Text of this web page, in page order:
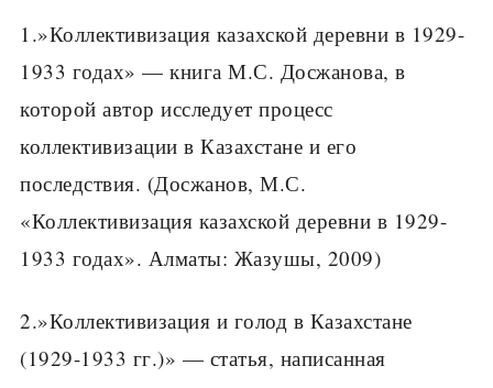
1.»Коллективизация казахской деревни в 1929-
1933 годах» — книга М.С. Досжанова, в
которой автор исследует процесс
коллективизации в Казахстане и его
последствия. (Досжанов, М.С.
«Коллективизация казахской деревни в 1929-
1933 годах». Алматы: Жазушы, 2009)
2.»Коллективизация и голод в Казахстане
(1929-1933 гг.)» — статья, написанная